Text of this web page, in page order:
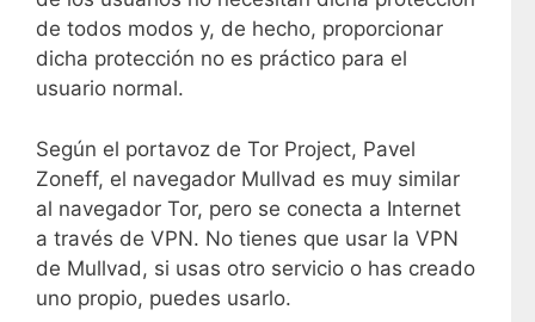
de todos modos y, de hecho, proporcionar
dicha protección no es práctico para el
usuario normal.
Según el portavoz de Tor Project, Pavel
Zoneff, el navegador Mullvad es muy similar
al navegador Tor, pero se conecta a Internet
a través de VPN. No tienes que usar la VPN
de Mullvad, si usas otro servicio o has creado
uno propio, puedes usarlo.